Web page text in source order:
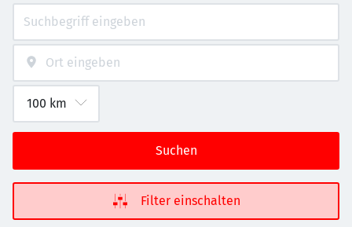
Suchen
Filter einschalten